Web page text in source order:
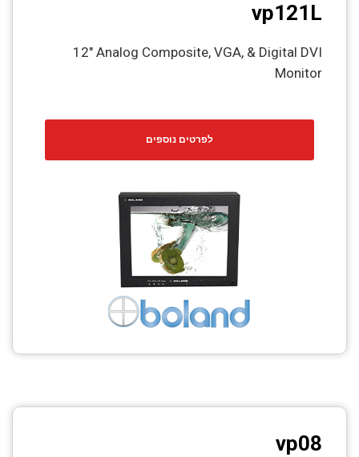
AV over IP
CCTV
Photo Printers
vp121L
12″ Analog Composite, VGA, & Digital DVI
Monitor
לפרטים נוספים
vp08